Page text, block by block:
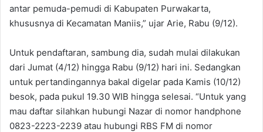
antar pemuda-pemudi di Kabupaten Purwakarta,
khususnya di Kecamatan Maniis,” ujar Arie, Rabu (9/12).
Untuk pendaftaran, sambung dia, sudah mulai dilakukan
dari Jumat (4/12) hingga Rabu (9/12) hari ini. Sedangkan
untuk pertandingannya bakal digelar pada Kamis (10/12)
besok, pada pukul 19.30 WIB hingga selesai. “Untuk yang
mau daftar silahkan hubungi Nazar di nomor handphone
0823-2223-2239 atau hubungi RBS FM di nomor